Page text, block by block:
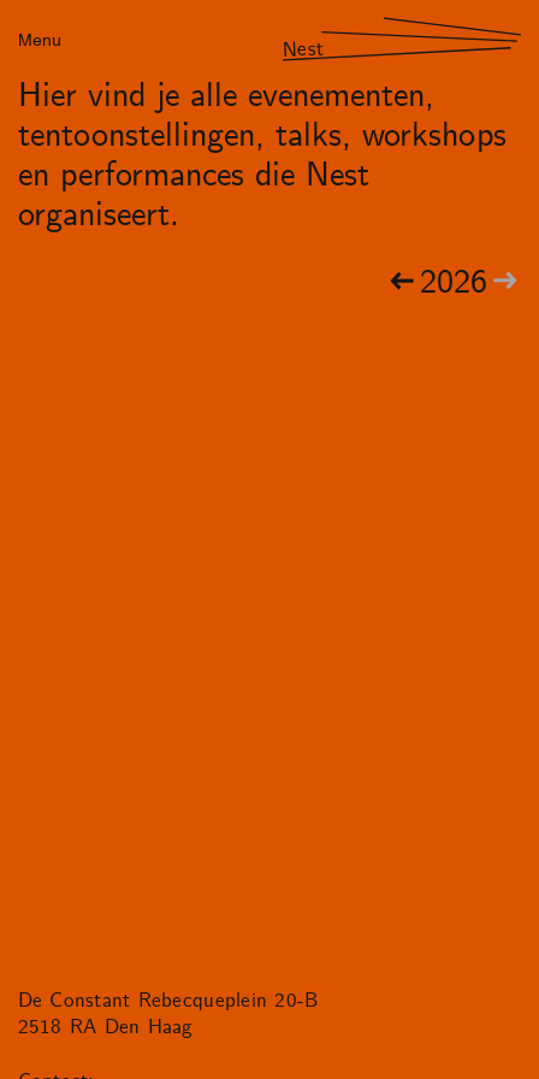
Menu Nest
Hier vind je alle evenementen,
tentoonstellingen, talks, workshops
en performances die Nest
organiseert.
2026
De Constant Rebecqueplein 20-B
2518 RA Den Haag